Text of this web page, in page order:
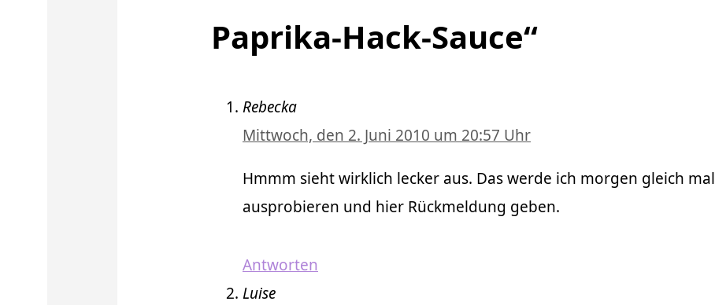
Paprika-Hack-Sauce“
Rebecka
Mittwoch, den 2. Juni 2010 um 20:57 Uhr
Hmmm sieht wirklich lecker aus. Das werde ich morgen gleich mal
ausprobieren und hier Rückmeldung geben.
Antworten
Luise